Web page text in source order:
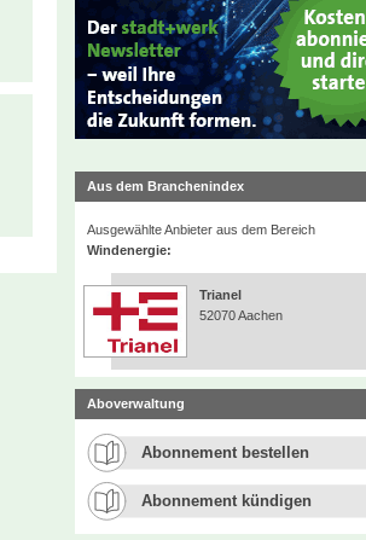
Aus dem Branchenindex
Ausgewählte Anbieter aus dem Bereich
Windenergie:
Trianel
52070 Aachen
Aboverwaltung
Abonnement bestellen
Abonnement kündigen